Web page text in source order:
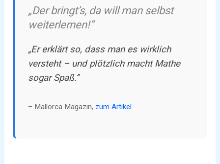
„Der bringt’s, da will man selbst
weiterlernen!”
„Er erklärt so, dass man es wirklich
versteht – und plötzlich macht Mathe
sogar Spaß.”
– Mallorca Magazin, zum Artikel